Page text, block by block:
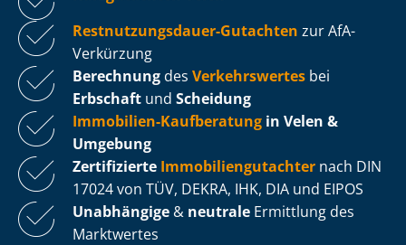
Rest­nut­zungs­dau­er-Gutachten zur AfA-
Verkürzung
Berechnung des Verkehrswertes bei
Erbschaft und Scheidung
Immobilien-Kaufberatung in Velen &
Umgebung
Zertifizierte Im­mo­bi­li­en­gut­ach­ter nach DIN
17024 von TÜV, DEKRA, IHK, DIA und EIPOS
Unabhängige & neutrale Ermittlung des
Marktwertes